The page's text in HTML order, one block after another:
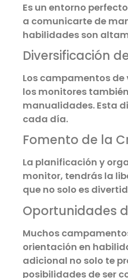
Es un entorno
a comunicarte de
habilidades son
Diversificación
Los campamentos
los monitores
manualidades. Esta
cada día.
Fomento de la
La planificación y
monitor, tendrás la
que no solo es
Oportunidades
Muchos
orientación en
adicional no solo te
posibilidades de ser